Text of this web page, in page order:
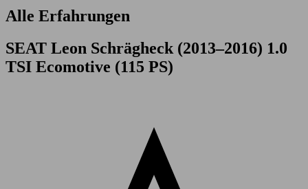
Alle Erfahrungen
SEAT Leon Schrägheck (2013–2016) 1.0
TSI Ecomotive (115 PS)